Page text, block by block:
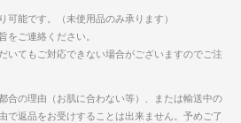
可能です。（未使用品のみ承ります）
をご連絡ください。
いてもご対応できない場合がございますのでご注
合の理由（お肌に合わない等）、または輸送中の
で返品をお受けすることは出来ません。予めご了